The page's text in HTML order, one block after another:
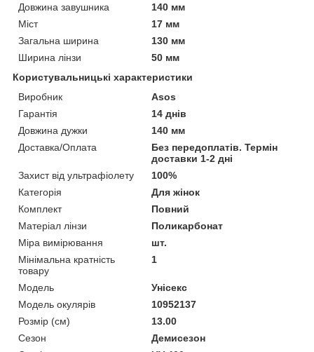
Довжина завушника
140 мм
Міст
17 мм
Загальна ширина
130 мм
Ширина лінзи
50 мм
Користувальницькі характеристики
Виробник
Аsos
Гарантія
14 днів
Довжина дужки
140 мм
Доставка/Оплата
Без передоплатів. Термін
доставки 1-2 дні
Захист від ультрафіолету
100%
Категорія
Для жінок
Комплект
Повний
Матеріал лінзи
Поликарбонат
Міра вимірювання
шт.
Мінімальна кратність
товару
1
Мoдель
Унісекс
Модель окулярів
10952137
Розмір (см)
13.00
Сезон
Демисезон